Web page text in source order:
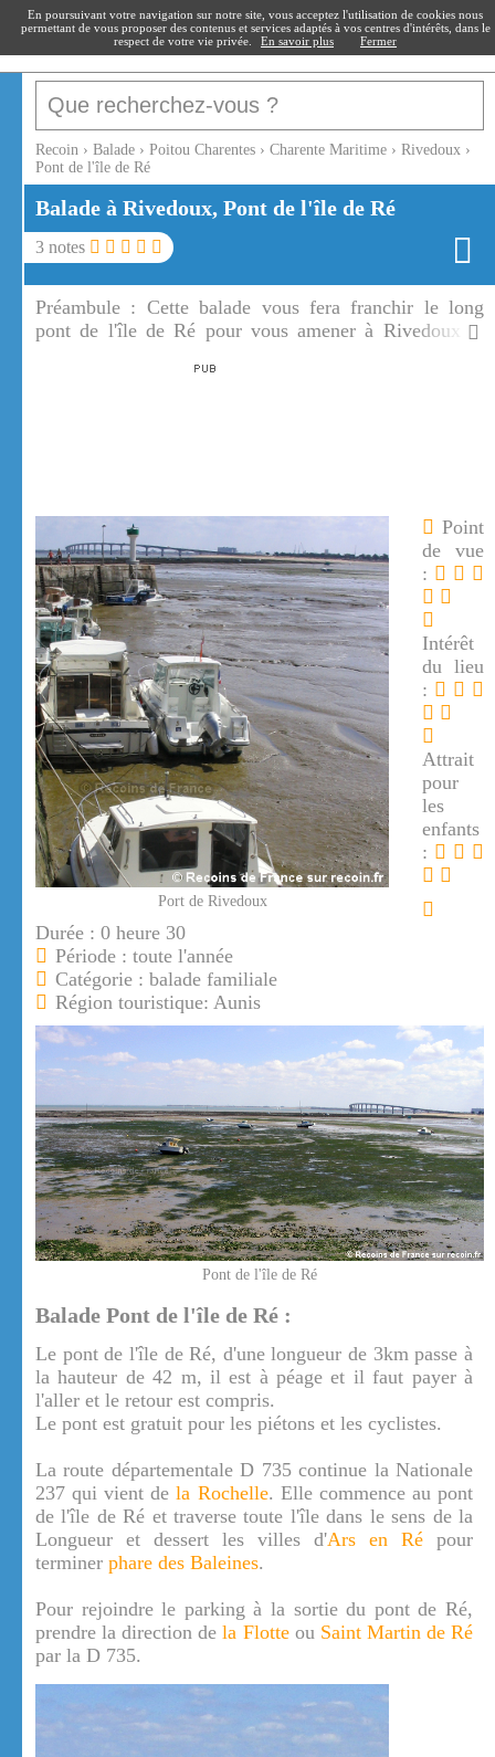
recoin.fr
Recoin › Balade › Poitou Charentes › Charente Maritime › Rivedoux ›
Pont de l'île de Ré
Balade à Rivedoux, Pont de l'île de Ré
3 notes
Préambule : Cette balade vous fera franchir le long
pont de l'île de Ré pour vous amener à Rivedoux la
Port de Rivedoux
Point
de vue
:
Intérêt
du lieu
:
Attrait
pour
les
enfants
:
Durée : 0 heure 30
Période : toute l'année
Catégorie : balade familiale
Région touristique: Aunis
Pont de l'île de Ré
Balade Pont de l'île de Ré :
Le pont de l'île de Ré, d'une longueur de 3km passe à
la hauteur de 42 m, il est à péage et il faut payer à
l'aller et le retour est compris.
Le pont est gratuit pour les piétons et les cyclistes.
La route départementale D 735 continue la Nationale
237 qui vient dela Rochelle. Elle commence au pont
de l'île de Ré et traverse toute l'île dans le sens de la
Longueur et dessert les villes d'Ars en Ré pour
terminer phare des Baleines.
Pour rejoindre le parking à la sortie du pont de Ré,
prendre la direction dela Flotteou Saint Martin de Ré
par la D 735.
En poursuivant votre navigation sur notre site, vous acceptez l'utilisation de cookies nous
permettant de vous proposer des contenus et services adaptés à vos centres d'intérêts, dans le
respect de votre vie privée.
En savoir plus Fermer